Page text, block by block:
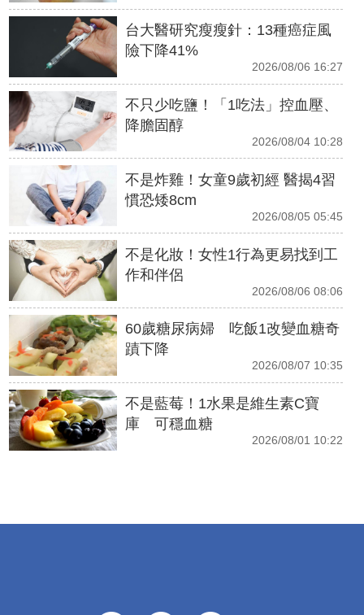
台大醫研究瘦瘦針：13種癌症風
險下降41%
2026/08/06 16:27
不只少吃鹽！「1吃法」控血壓、
降膽固醇
2026/08/04 10:28
不是炸雞！女童9歲初經 醫揭4習
慣恐矮8cm
2026/08/05 05:45
不是化妝！女性1行為更易找到工
作和伴侶
2026/08/06 08:06
60歲糖尿病婦 吃飯1改變血糖奇
蹟下降
2026/08/07 10:35
不是藍莓！1水果是維生素C寶
庫 可穩血糖
2026/08/01 10:22